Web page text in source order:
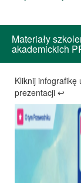
Materiały
akademickich
Kliknij infografikę
prezentacji ↩️